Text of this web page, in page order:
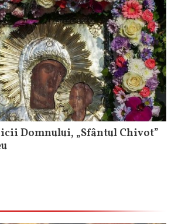
Domnului, „Sfântul Chivot”